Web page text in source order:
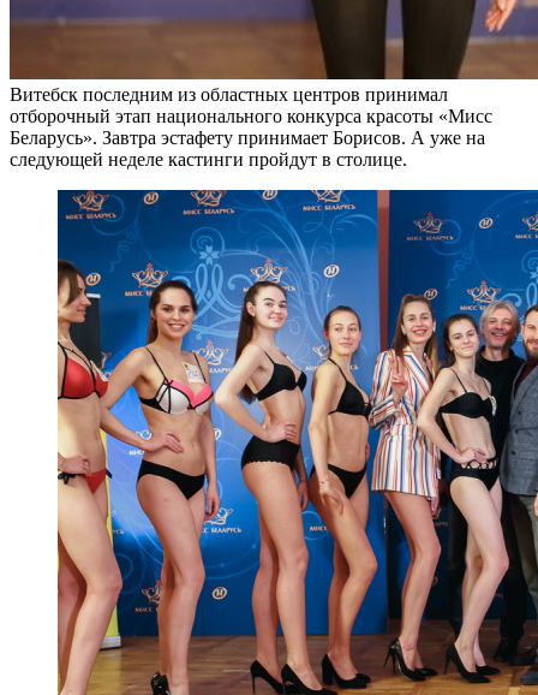
Витебск последним из областных центров принимал
отборочный этап национального конкурса красоты «Мисс
Беларусь». Завтра эстафету принимает Борисов. А уже на
следующей неделе кастинги пройдут в столице.